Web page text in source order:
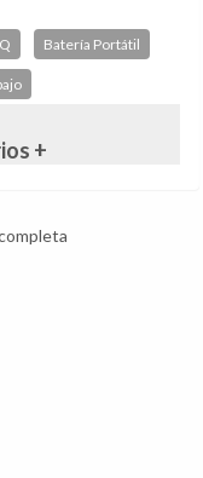
Batería Portátil
+